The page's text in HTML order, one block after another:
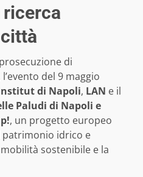
ricerca
di
l’evento del 9 maggio
di Napoli, LAN e il
Paludi di Napoli e
, un progetto europeo
patrimonio idrico e
sostenibile e la